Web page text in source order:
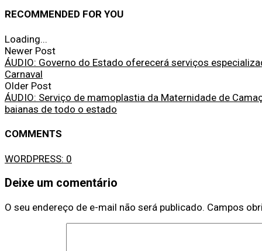
RECOMMENDED FOR YOU
Loading...
Newer Post
ÁUDIO: Governo do Estado oferecerá serviços
Carnaval
Older Post
ÁUDIO: Serviço de mamoplastia da Maternidade de
baianas de todo o estado
COMMENTS
WORDPRESS: 0
Deixe um comentário
O seu endereço de e-mail não será publicado. Campos